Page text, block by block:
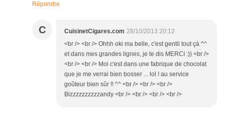
Répondre
C CuisinetCigares.com 28/10/2013 20:12
<br /> <br /> Ohhh oki ma belle, c'est gentil tout çà ^^
et dans mes grandes lignes, je te dis MERCI :)) <br />
<br /> <br /> Moi c'est dans une fabrique de chocolat
que je me verrai bien bosser ... lol ! au service
goûteur bien sûr !! ^^ <br /> <br /> <br />
Bizzzzzzzzzzandy <br /> <br /> <br /> <br />